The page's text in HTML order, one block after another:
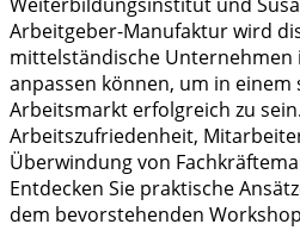
Arbeitgeber-Manufaktur wird
mittelständische
anpassen können, um in einem
Arbeitsmarkt erfolgreich zu
Arbeitszufriedenheit,
Überwindung von
Entdecken Sie praktische
dem bevorstehenden